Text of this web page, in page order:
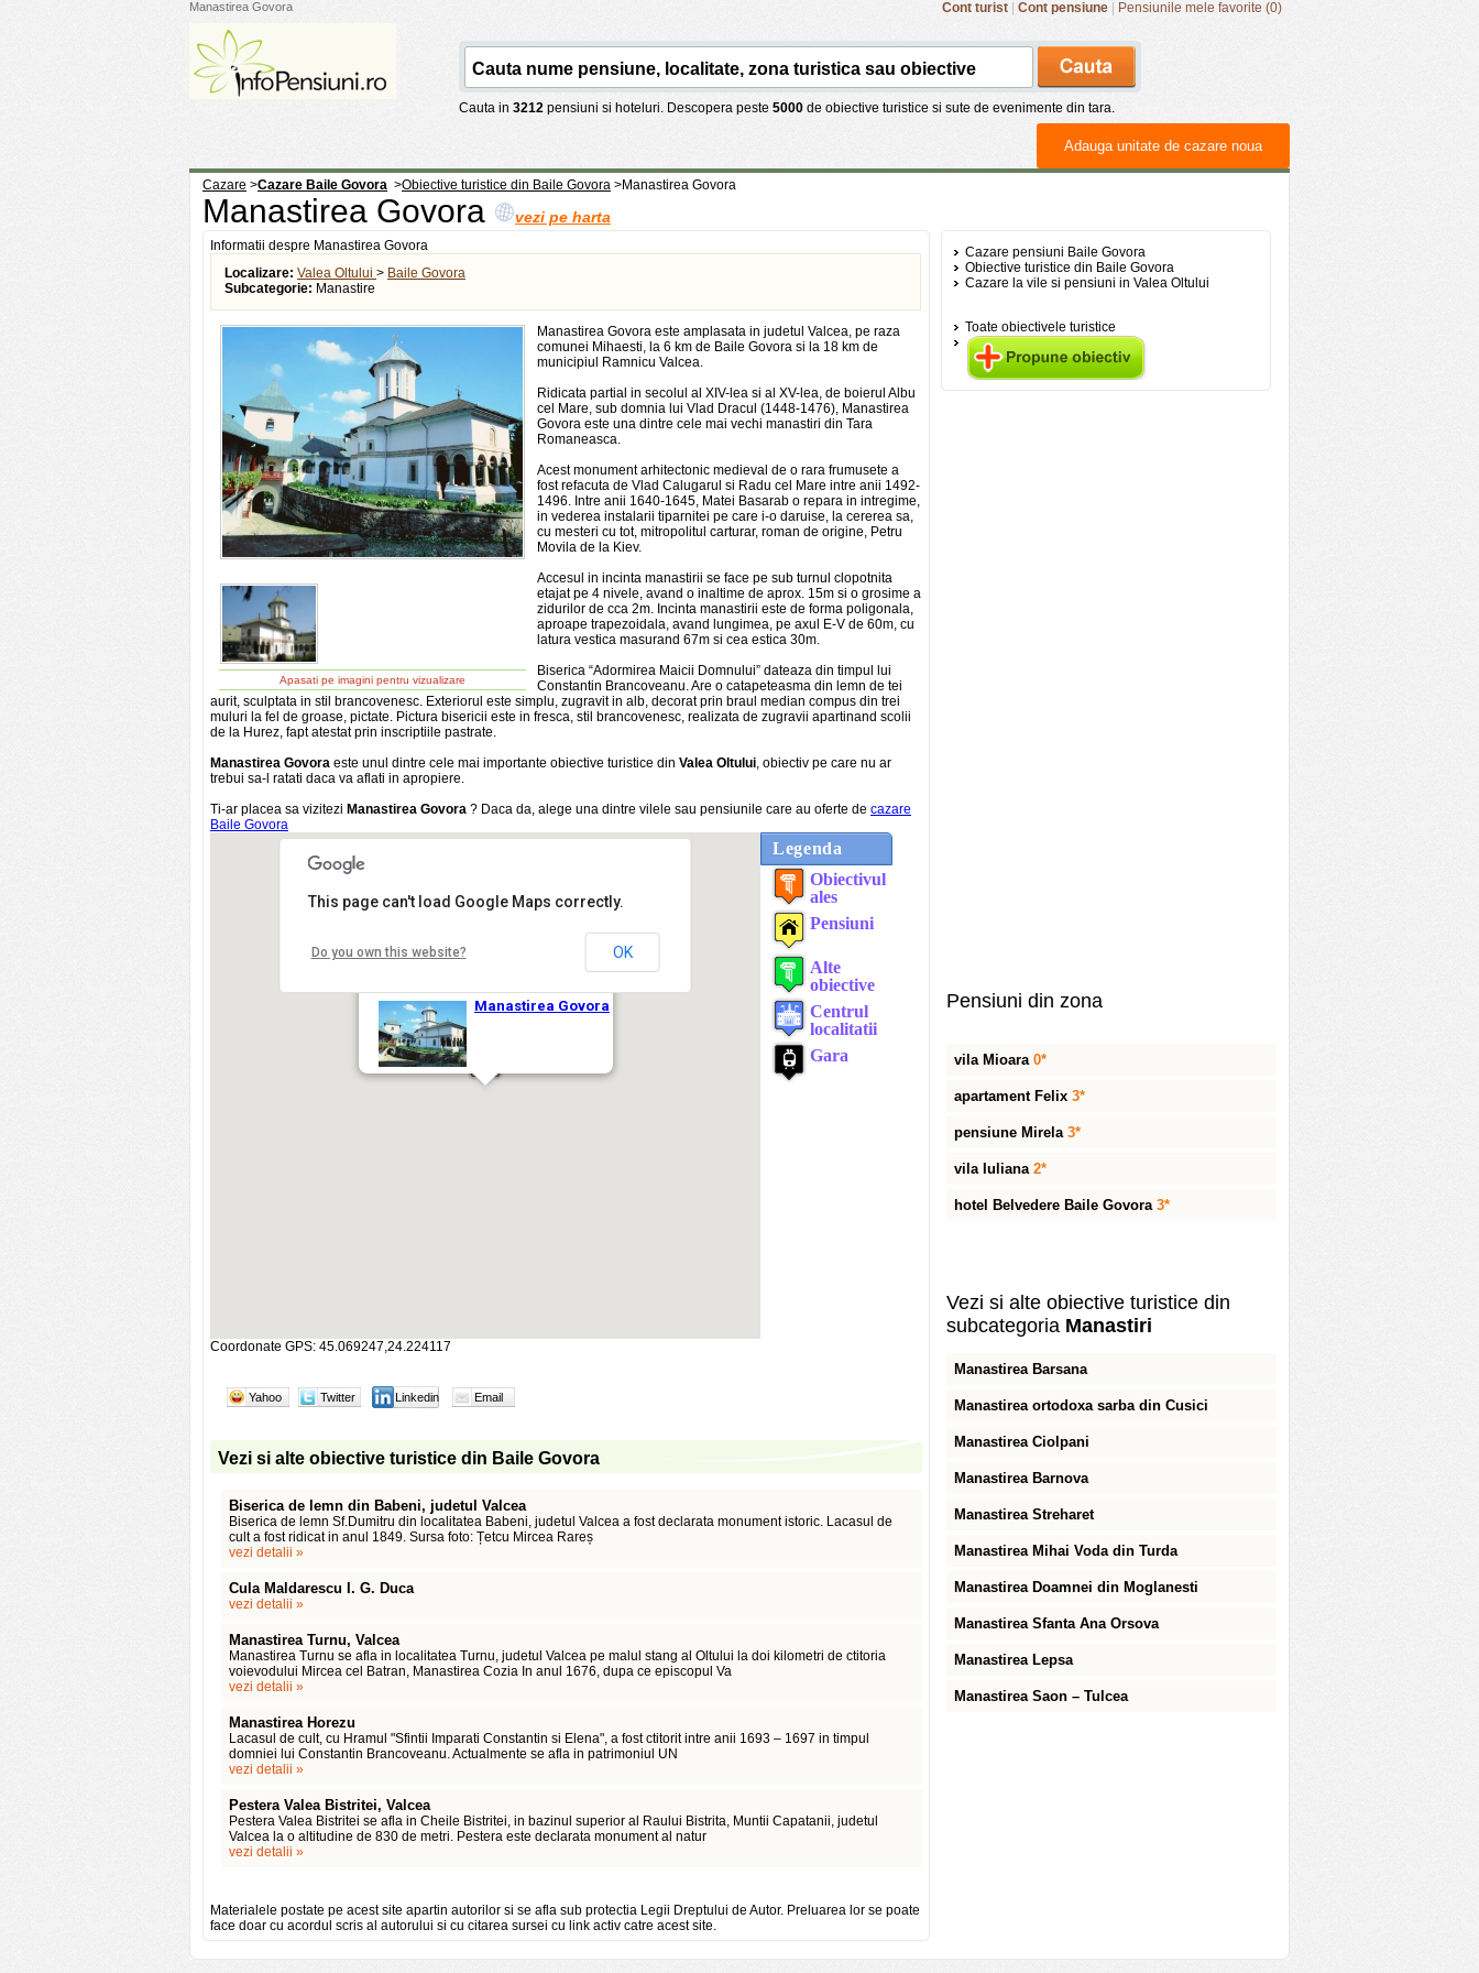
Manastirea Govora Cont turist Cont pensiune Pensiunile mele favorite (0)
Cauta in 3212 pensiuni si hoteluri. Descopera peste 5000 de obiective turistice si sute de evenimente din tara.
Adauga unitate de cazare noua
Cazare >Cazare Baile Govora >Obiective turistice din Baile Govora >Manastirea Govora
Manastirea Govora vezi pe harta
Informatii despre Manastirea Govora
Localizare: Valea Oltului > Baile Govora
Subcategorie: Manastire
Apasati pe imagini pentru vizualizare
Manastirea Govora este amplasata in judetul Valcea, pe raza
comunei Mihaesti, la 6 km de Baile Govora si la 18 km de
municipiul Ramnicu Valcea.
Ridicata partial in secolul al XIV-lea si al XV-lea, de boierul Albu
cel Mare, sub domnia lui Vlad Dracul (1448-1476), Manastirea
Govora este una dintre cele mai vechi manastiri din Tara
Romaneasca.
Acest monument arhitectonic medieval de o rara frumusete a
fost refacuta de Vlad Calugarul si Radu cel Mare intre anii 1492-
1496. Intre anii 1640-1645, Matei Basarab o repara in intregime,
in vederea instalarii tiparnitei pe care i-o daruise, la cererea sa,
cu mesteri cu tot, mitropolitul carturar, roman de origine, Petru
Movila de la Kiev.
Accesul in incinta manastirii se face pe sub turnul clopotnita
etajat pe 4 nivele, avand o inaltime de aprox. 15m si o grosime a
zidurilor de cca 2m. Incinta manastirii este de forma poligonala,
aproape trapezoidala, avand lungimea, pe axul E-V de 60m, cu
latura vestica masurand 67m si cea estica 30m.
Biserica “Adormirea Maicii Domnului” dateaza din timpul lui
Constantin Brancoveanu. Are o catapeteasma din lemn de tei
aurit, sculptata in stil brancovenesc. Exteriorul este simplu, zugravit in alb, decorat prin braul median compus din trei
muluri la fel de groase, pictate. Pictura bisericii este in fresca, stil brancovenesc, realizata de zugravii apartinand scolii
de la Hurez, fapt atestat prin inscriptiile pastrate.
Manastirea Govora este unul dintre cele mai importante obiective turistice din Valea Oltului, obiectiv pe care nu ar
trebui sa-l ratati daca va aflati in apropiere.
Ti-ar placea sa vizitezi Manastirea Govora ? Daca da, alege una dintre vilele sau pensiunile care au oferte de cazare
Baile Govora
Coordonate GPS: 45.069247,24.224117
Yahoo Twitter Linkedin Email
Vezi si alte obiective turistice din Baile Govora
Biserica de lemn din Babeni, judetul Valcea
Biserica de lemn Sf.Dumitru din localitatea Babeni, judetul Valcea a fost declarata monument istoric. Lacasul de
cult a fost ridicat in anul 1849. Sursa foto: Țetcu Mircea Rareș
vezi detalii »
Cula Maldarescu I. G. Duca
vezi detalii »
Manastirea Turnu, Valcea
Manastirea Turnu se afla in localitatea Turnu, judetul Valcea pe malul stang al Oltului la doi kilometri de ctitoria
voievodului Mircea cel Batran, Manastirea Cozia In anul 1676, dupa ce episcopul Va
vezi detalii »
Manastirea Horezu
Lacasul de cult, cu Hramul "Sfintii Imparati Constantin si Elena", a fost ctitorit intre anii 1693 – 1697 in timpul
domniei lui Constantin Brancoveanu. Actualmente se afla in patrimoniul UN
vezi detalii »
Pestera Valea Bistritei, Valcea
Pestera Valea Bistritei se afla in Cheile Bistritei, in bazinul superior al Raului Bistrita, Muntii Capatanii, judetul
Valcea la o altitudine de 830 de metri. Pestera este declarata monument al natur
vezi detalii »
Materialele postate pe acest site apartin autorilor si se afla sub protectia Legii Dreptului de Autor. Preluarea lor se poate
face doar cu acordul scris al autorului si cu citarea sursei cu link activ catre acest site.
Cazare pensiuni Baile Govora
Obiective turistice din Baile Govora
Cazare la vile si pensiuni in Valea Oltului
Toate obiectivele turistice
Pensiuni din zona
vila Mioara 0*
apartament Felix 3*
pensiune Mirela 3*
vila Iuliana 2*
hotel Belvedere Baile Govora 3*
Vezi si alte obiective turistice din
subcategoria Manastiri
Manastirea Barsana
Manastirea ortodoxa sarba din Cusici
Manastirea Ciolpani
Manastirea Barnova
Manastirea Streharet
Manastirea Mihai Voda din Turda
Manastirea Doamnei din Moglanesti
Manastirea Sfanta Ana Orsova
Manastirea Lepsa
Manastirea Saon – Tulcea